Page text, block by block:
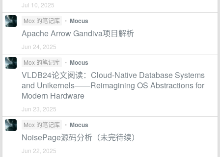
Jul 10, 2025
Mox 的笔记库
• Mocus
Apache Arrow Gandiva项目解析
Jun 24, 2025
Mox 的笔记库
• Mocus
VLDB24论文阅读：Cloud-Native Database Systems
and Unikernels——Reimagining OS Abstractions for
Modern Hardware
Jun 23, 2025
Mox 的笔记库
• Mocus
NoisePage源码分析（未完待续）
Jun 22, 2025